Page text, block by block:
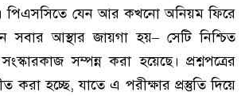
পিএসসিতে যেন আর কখনো অনিয়ম ফিরে
আস্থার জায়গা হয়– সেটি নিশ্চিত
সম্পন্ন করা হয়েছে। প্রশ্নপত্রের
করা হচ্ছে, যাতে এ পরীক্ষার প্রস্তুতি দিয়ে